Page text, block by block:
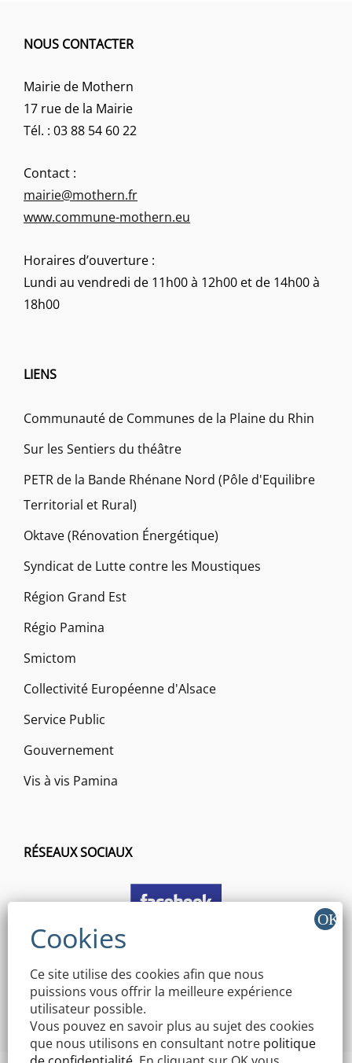
NOUS CONTACTER
Mairie de Mothern
17 rue de la Mairie
Tél. : 03 88 54 60 22
Contact :
mairie@mothern.fr
www.commune-mothern.eu
Horaires d’ouverture :
Lundi au vendredi de 11h00 à 12h00 et de 14h00 à
18h00
LIENS
Communauté de Communes de la Plaine du Rhin
Sur les Sentiers du théâtre
PETR de la Bande Rhénane Nord (Pôle d'Equilibre
Territorial et Rural)
Oktave (Rénovation Énergétique)
Syndicat de Lutte contre les Moustiques
Région Grand Est
Régio Pamina
Smictom
Collectivité Européenne d'Alsace
Service Public
Gouvernement
Vis à vis Pamina
RÉSEAUX SOCIAUX
Ce site utilise des cookies afin que nous
puissions vous offrir la meilleure expérience
utilisateur possible.
Vous pouvez en savoir plus au sujet des cookies
que nous utilisons en consultant notre politique